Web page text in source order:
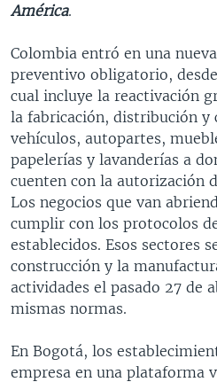
América.
Colombia entró en una
preventivo obligatorio,
cual incluye la reactivación
la fabricación, distribución y
vehículos, autopartes,
papelerías y lavanderías a
cuenten con la autorización
Los negocios que van
cumplir con los protocolos
establecidos. Esos sectores
construcción y la
actividades el pasado 27 de
mismas normas.
En Bogotá, los
empresa en una plataforma